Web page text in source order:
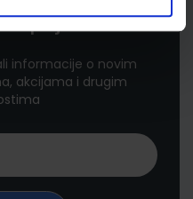
prijava
informacije o novim
akcijama i drugim